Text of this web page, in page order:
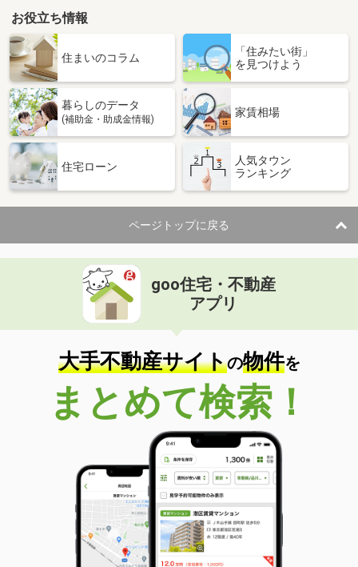
お役立ち情報
住まいのコラム
「住みたい街」
を見つけよう
暮らしのデータ
(補助金・助成金情報)
家賃相場
住宅ローン
人気タウン
ランキング
ページトップに戻る
goo住宅・不動産
アプリ
大手不動産サイトの物件を
まとめて検索！